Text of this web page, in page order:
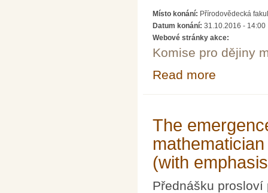
Místo konání: Přírodovědecká
Datum konání: 31.10.2016 - 14:00
Webové stránky akce:
Komise pro dějiny
Read more
The
(with
Přednášku prosloví